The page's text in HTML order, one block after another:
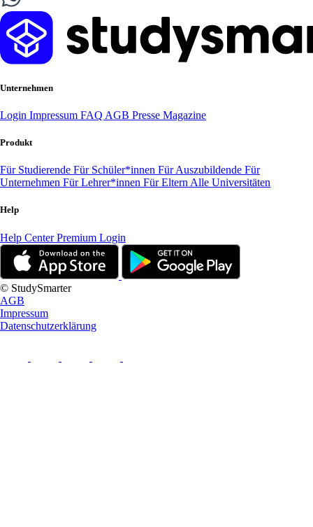
Unternehmen
Login Impressum FAQ AGB Presse Magazine
Produkt
Für Studierende Für Schüler*innen Für Auszubildende Für
Unternehmen Für Lehrer*innen Für Eltern Alle Universitäten
Help
Help CenterPremium Login
© StudySmarter
AGB
Impressum
Datenschutzerklärung